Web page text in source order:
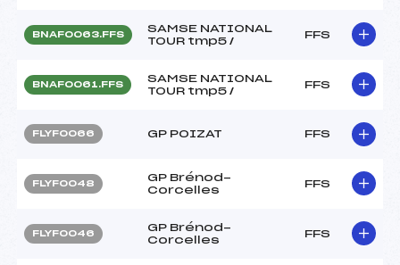
BNAF0063.FFS
SAMSE NATIONAL
TOUR tmp5 /
FFS
BNAF0061.FFS
SAMSE NATIONAL
TOUR tmp5 /
FFS
FLYF0066 GP POIZAT FFS
FLYF0048
GP Brénod-
Corcelles
FFS
FLYF0046
GP Brénod-
Corcelles
FFS